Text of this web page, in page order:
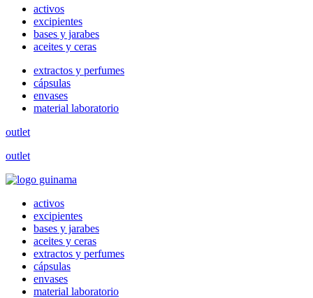
activos
excipientes
bases y jarabes
aceites y ceras
extractos y perfumes
cápsulas
envases
material laboratorio
outlet
outlet
activos
excipientes
bases y jarabes
aceites y ceras
extractos y perfumes
cápsulas
envases
material laboratorio